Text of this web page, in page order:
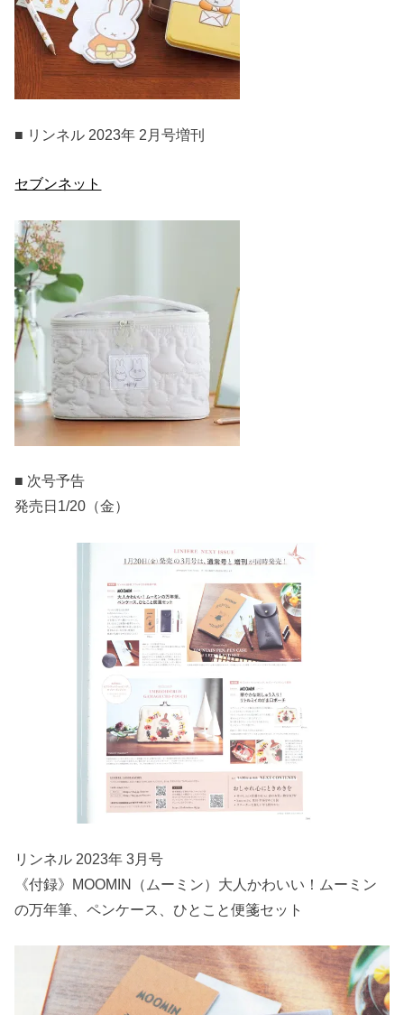
■ リンネル 2023年 2月号増刊
セブンネット
■ 次号予告
発売日1/20（金）
リンネル 2023年 3月号
《付録》MOOMIN（ムーミン）大人かわいい！ムーミン
の万年筆、ペンケース、ひとこと便箋セット